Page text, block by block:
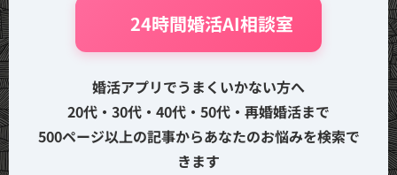
🤖 24時間婚活AI相談室
婚活アプリでうまくいかない方へ
20代・30代・40代・50代・再婚婚活まで
500ページ以上の記事からあなたのお悩みを検索で
きます